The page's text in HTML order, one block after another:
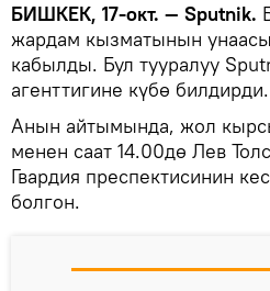
БИШКЕК, 17-окт. — Sputnik.
жардам кызматынын
кабылды. Бул тууралуу
агенттигине күбө билдирди.
Анын айтымында, жол
менен саат 14.00дө Лев
Гвардия преспектисинин
болгон.